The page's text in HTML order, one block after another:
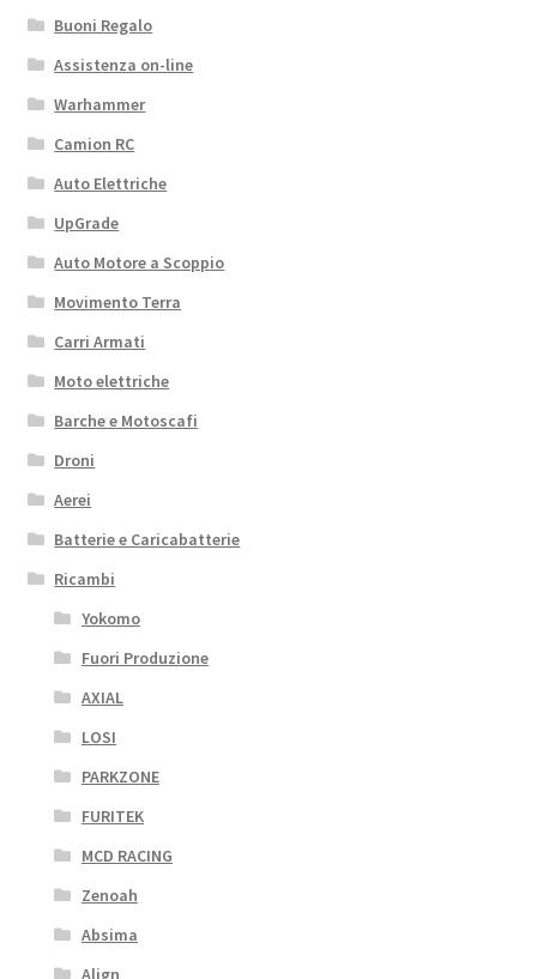
Buoni Regalo
Assistenza on-line
Warhammer
Camion RC
Auto Elettriche
UpGrade
Auto Motore a Scoppio
Movimento Terra
Carri Armati
Moto elettriche
Barche e Motoscafi
Droni
Aerei
Batterie e Caricabatterie
Ricambi
Yokomo
Fuori Produzione
AXIAL
LOSI
PARKZONE
FURITEK
MCD RACING
Zenoah
Absima
Align